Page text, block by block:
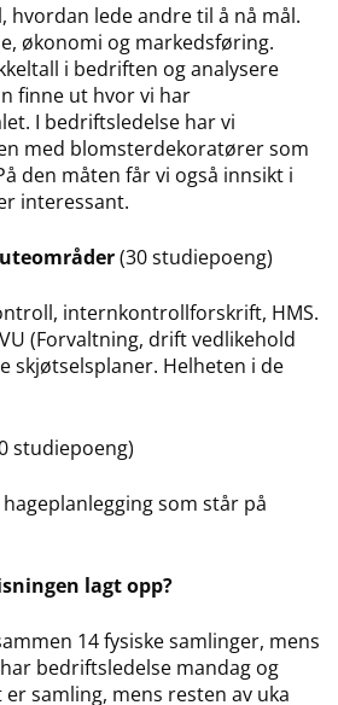
hvordan lede andre til å nå mål.
økonomi og markedsføring.
i bedriften og analysere
finne ut hvor vi har
I bedriftsledelse har vi
med blomsterdekoratører som
den måten får vi også innsikt i
interessant.
(30 studiepoeng)
internkontrollforskrift, HMS.
(Forvaltning, drift vedlikehold
skjøtselsplaner. Helheten i de
studiepoeng)
som står på
lagt opp?
14 fysiske samlinger, mens
bedriftsledelse mandag og
samling, mens resten av uka